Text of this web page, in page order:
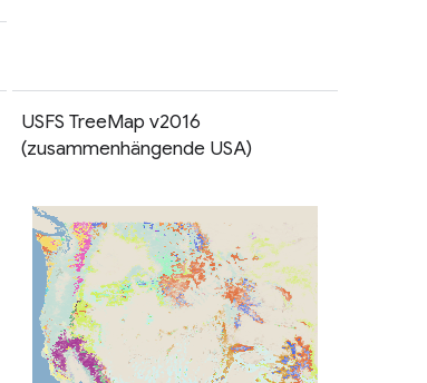
USFS TreeMap v2016
(zusammenhängende USA)